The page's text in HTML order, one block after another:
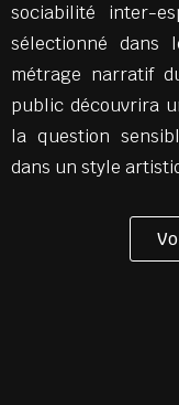
sociabilité inter-
sélectionné dans
métrage narratif
public découvrira
la question
dans un style